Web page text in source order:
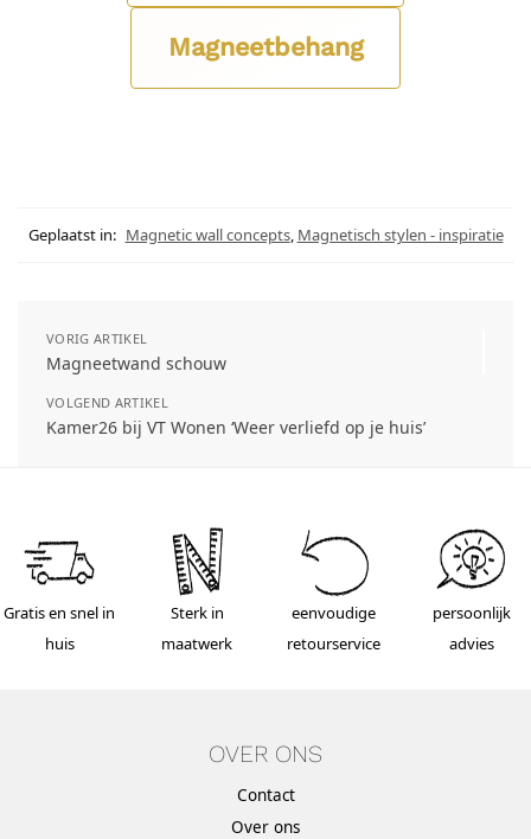
Magneetbehang
Geplaatst in: Magnetic wall concepts, Magnetisch stylen - inspiratie
VORIG ARTIKEL
Magneetwand schouw
VOLGEND ARTIKEL
Kamer26 bij VT Wonen ‘Weer verliefd op je huis’
Gratis en snel in
huis
Sterk in
maatwerk
eenvoudige
retourservice
persoonlijk
advies
OVER ONS
Contact
Over ons